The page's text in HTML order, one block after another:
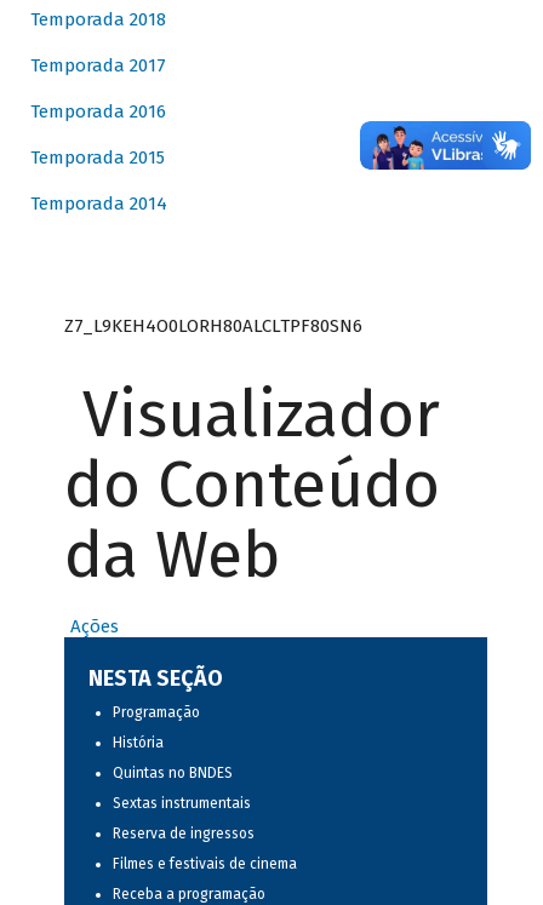
Temporada 2018
Temporada 2017
Temporada 2016
Temporada 2015
Temporada 2014
Z7_L9KEH4O0LORH80ALCLTPF80SN6
Visualizador
do Conteúdo
da Web
Ações
NESTA SEÇÃO
Programação
História
Quintas no BNDES
Sextas instrumentais
Reserva de ingressos
Filmes e festivais de cinema
Receba a programação